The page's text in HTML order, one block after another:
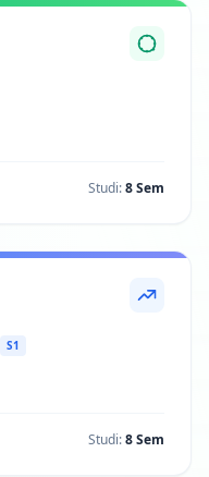
Studi:8 Sem
S1
Studi:8 Sem